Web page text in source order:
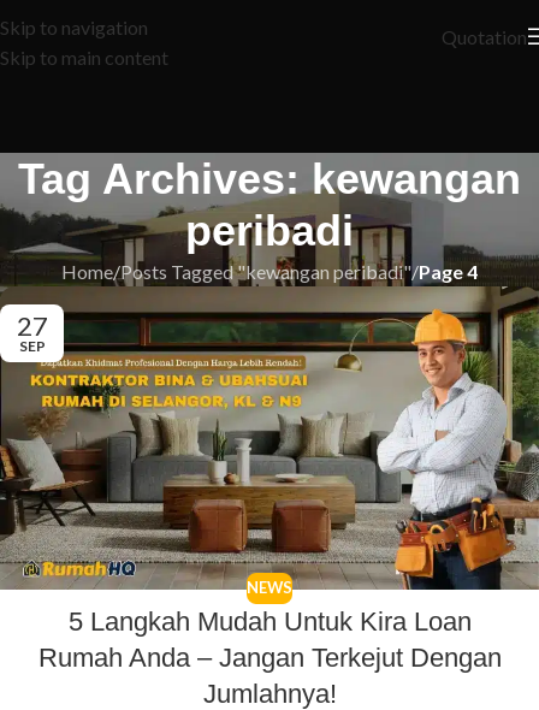
Skip to navigation
Skip to main content
Quotation
Tag Archives: kewangan
peribadi
Home/Posts Tagged "kewangan peribadi"/Page 4
27
SEP
NEWS
5 Langkah Mudah Untuk Kira Loan
Rumah Anda – Jangan Terkejut Dengan
Jumlahnya!